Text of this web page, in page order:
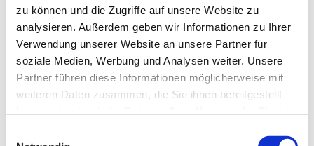
zu können und die Zugriffe auf unsere Website zu
analysieren. Außerdem geben wir Informationen zu Ihrer
Verwendung unserer Website an unsere Partner für
soziale Medien, Werbung und Analysen weiter. Unsere
Partner führen diese Informationen möglicherweise mit
weiteren Daten zusammen, die Sie ihnen bereitgestellt
Dies könnte Sie auch interessieren